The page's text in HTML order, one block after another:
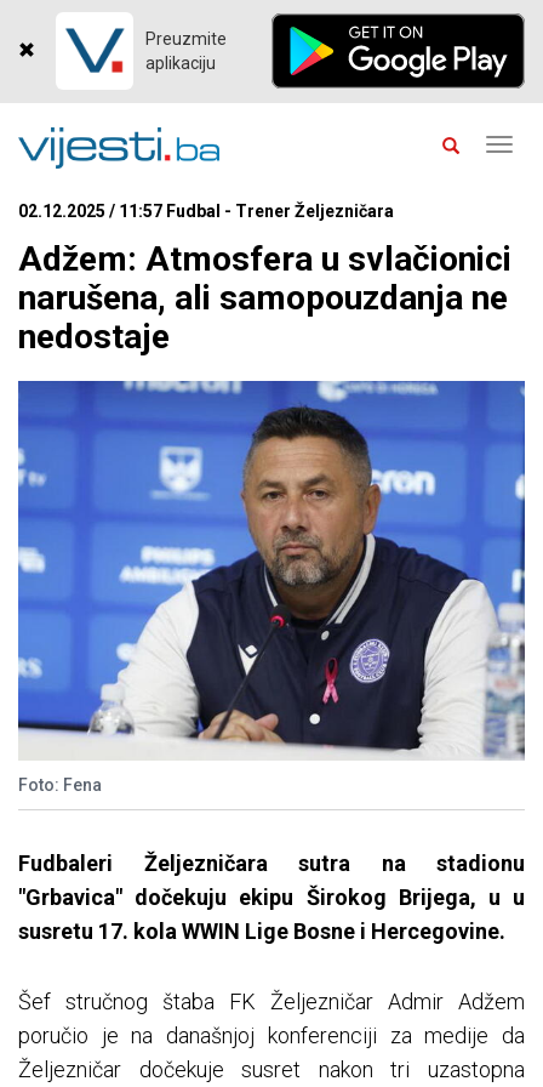
Preuzmite
aplikaciju
02.12.2025 / 11:57 Fudbal - Trener Željezničara
Adžem: Atmosfera u svlačionici
narušena, ali samopouzdanja ne
nedostaje
Foto: Fena
Fudbaleri Željezničara sutra na stadionu
"Grbavica" dočekuju ekipu Širokog Brijega, u u
susretu 17. kola WWIN Lige Bosne i Hercegovine.
Šef stručnog štaba FK Željezničar Admir Adžem
poručio je na današnjoj konferenciji za medije da
Željezničar dočekuje susret nakon tri uzastopna